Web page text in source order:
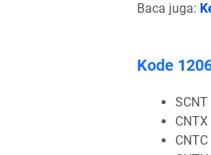
Baca juga:
Kode
SCNT